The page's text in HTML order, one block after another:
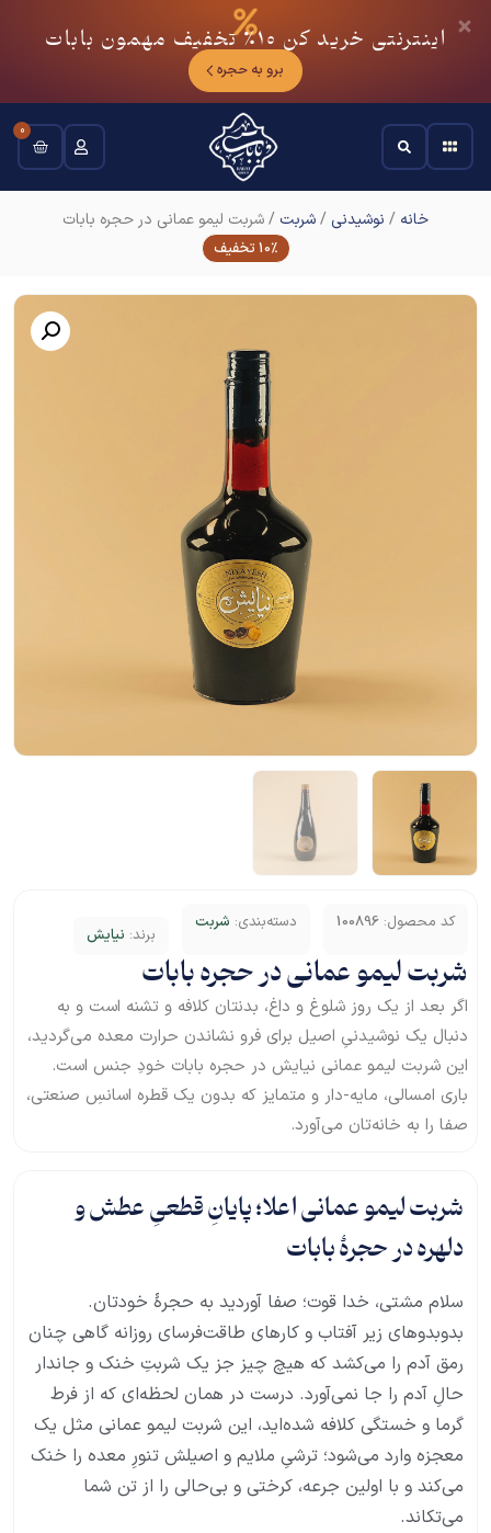
اینترنتی خرید کن 10٪ تخفیف مهمون بابات
برو به حجره
0
خانه / نوشیدنی /شربت / شربت لیمو عمانی در حجره بابات
10% تخفیف
کد محصول: 100896 دسته‌بندی: شربت
برند: نیایش
شربت لیمو عمانی در حجره بابات
اگر بعد از یک روز شلوغ و داغ، بدنتان کلافه و تشنه است و به
دنبال یک نوشیدنیِ اصیل برای فرو نشاندن حرارت معده می‌گردید،
این شربت لیمو عمانی نیایش در حجره بابات خودِ جنس است.
باری امسالی، مایه-دار و متمایز که بدون یک قطره اسانسِ صنعتی،
صفا را به خانه‌تان می‌آورد.
شربت لیمو عمانی اعلا؛ پایانِ قطعیِ عطش و
دلهره در حجرهٔ بابات
سلام مشتی، خدا قوت؛ صفا آوردید به حجرهٔ خودتان.
بدوبدوهای زیر آفتاب و کارهای طاقت‌فرسای روزانه گاهی چنان
رمق آدم را می‌کشد که هیچ چیز جز یک شربتِ خنک و جاندار
حالِ آدم را جا نمی‌آورد. درست در همان لحظه‌ای که از فرط
گرما و خستگی کلافه شده‌اید، این شربت لیمو عمانی مثل یک
معجزه وارد می‌شود؛ ترشیِ ملایم و اصیلش تنورِ معده را خنک
می‌کند و با اولین جرعه، کرختی و بی‌حالی را از تن شما
می‌تکاند.